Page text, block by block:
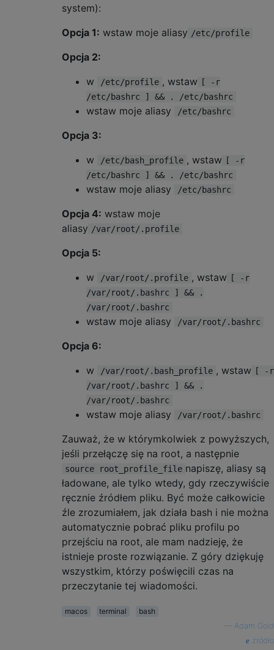
system):
Opcja 1: wstaw moje aliasy /etc/profile
Opcja 2:
w
/etc/profile , wstaw [ -r
/etc/bashrc ] && . /etc/bashrc
wstaw moje aliasy /etc/bashrc
Opcja 3:
w
/etc/bash_profile , wstaw [ -r
/etc/bashrc ] && . /etc/bashrc
wstaw moje aliasy /etc/bashrc
Opcja 4: wstaw moje
aliasy /var/root/.profile
Opcja 5:
w
/var/root/.profile , wstaw [ -r
/var/root/.bashrc ] && .
/var/root/.bashrc
wstaw moje aliasy /var/root/.bashrc
Opcja 6:
w
/var/root/.bash_profile , wstaw [ -r
/var/root/.bashrc ] && .
/var/root/.bashrc
wstaw moje aliasy /var/root/.bashrc
Zauważ, że w którymkolwiek z powyższych,
jeśli przełączę się na root, a następnie
source root_profile_file napiszę, aliasy są
ładowane, ale tylko wtedy, gdy rzeczywiście
ręcznie źródłem pliku. Być może całkowicie
źle zrozumiałem, jak działa bash i nie można
automatycznie pobrać pliku profilu po
przejściu na root, ale mam nadzieję, że
istnieje proste rozwiązanie. Z góry dziękuję
wszystkim, którzy poświęcili czas na
przeczytanie tej wiadomości.
macos terminal
bash
Adam Gold
źródło